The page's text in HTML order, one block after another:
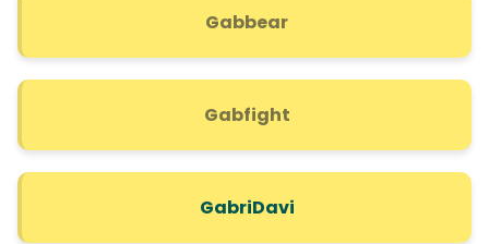
Gabbear
Gabfight
GabriDavi